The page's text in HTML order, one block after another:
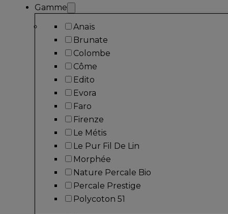
Gamme
Anaïs
Brunate
Colombe
Côme
Edito
Evora
Faro
Firenze
Le Métis
Le Pur Fil De Lin
Morphée
Nature Percale Bio
Percale Prestige
Polycoton 51